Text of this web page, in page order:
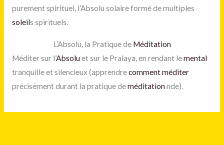
purement spirituel, l’Absolu solaire formé de multiples
soleils spirituels.
L’Absolu, la Pratique de Méditation
Méditer sur l’Absoluet sur le Pralaya, en rendant lemental
tranquille et silencieux (apprendrecomment méditer
précisément durant la pratique deméditationnde).